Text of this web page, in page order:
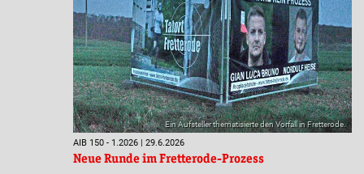
Ein Aufsteller thematisierte den Vorfall in Fretterode.
AIB 150 - 1.2026 | 29.6.2026
Neue Runde im Fretterode-Prozess